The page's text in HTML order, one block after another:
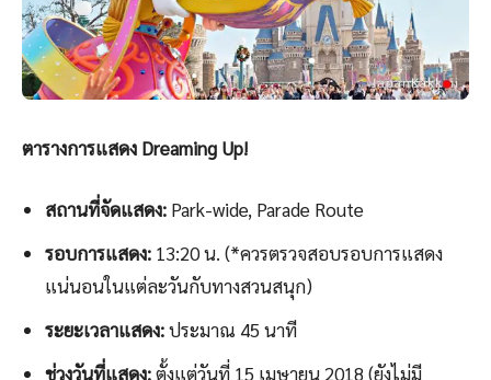
ตารางการแสดง Dreaming Up!
สถานที่จัดแสดง: Park-wide, Parade Route
รอบการแสดง: 13:20 น. (*ควรตรวจสอบรอบการแสดง
แน่นอนในแต่ละวันกับทางสวนสนุก)
ระยะเวลาแสดง:ประมาณ 45 นาที
ช่วงวันที่แสดง:ตั้งแต่วันที่ 15 เมษายน 2018 (ยังไม่มี